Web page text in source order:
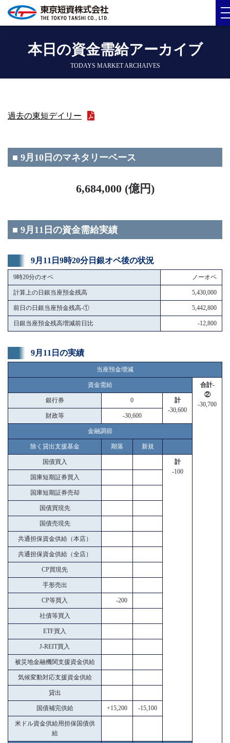
本日の資金需給アーカイブ
TODAYS MARKET ARCHAIVES
過去の東短デイリー
■ 9月10日のマネタリーベース
6,684,000 (億円)
■ 9月11日の資金需給実績
9月11日9時20分日銀オペ後の状況
9時20分のオペ ノーオペ
計算上の日銀当座預金残高 5,430,000
前日の日銀当座預金残高-① 5,442,800
日銀当座預金残高増減前日比 -12,800
9月11日の実績
当座預金増減
資金需給
合計-
②
-30,700
銀行券 0
計
-30,600
財政等 -30,600
金融調節
除く貸出支援基金 期落 新規
国債買入
計
-100
国庫短期証券買入
国庫短期証券売却
国債買現先
国債売現先
共通担保資金供給（本店）
共通担保資金供給（全店）
CP買現先
手形売出
CP等買入 -200
社債等買入
ETF買入
J-REIT買入
被災地金融機関支援資金供給
気候変動対応支援資金供給
貸出
国債補完供給 +15,200 -15,100
米ドル資金供給用担保国債供
給